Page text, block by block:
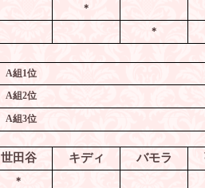
＊
＊
A組1位
A組2位
A組3位
世田谷 キディ バモラ
＊